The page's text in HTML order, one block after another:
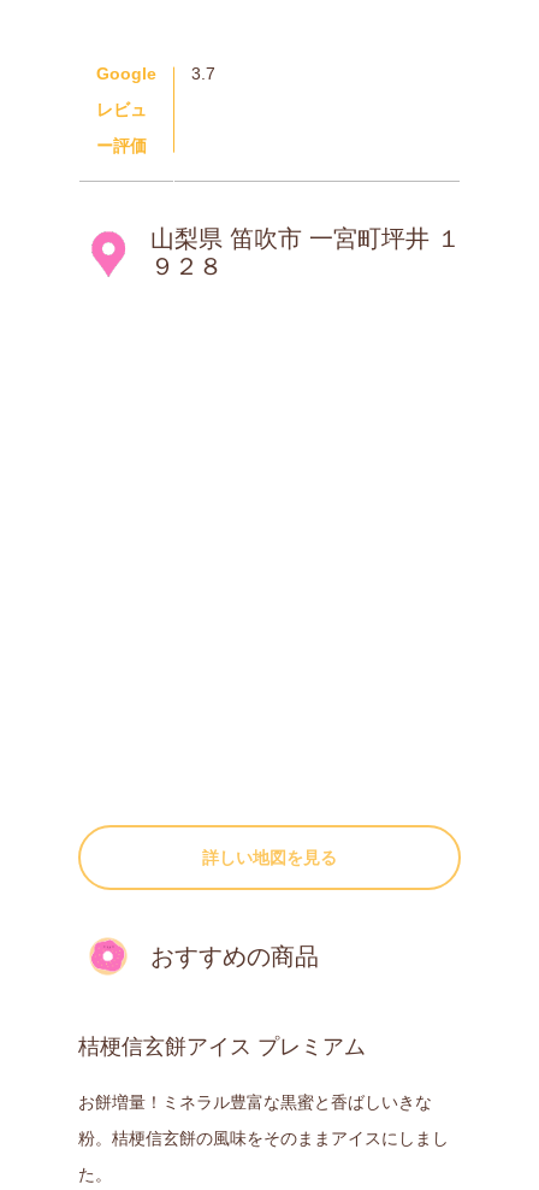
Google
レビュ
ー評価
3.7
山梨県 笛吹市 一宮町坪井 １
９２８
詳しい地図を見る
おすすめの商品
桔梗信玄餅アイス プレミアム
お餅増量！ミネラル豊富な黒蜜と香ばしいきな
粉。桔梗信玄餅の風味をそのままアイスにしまし
た。